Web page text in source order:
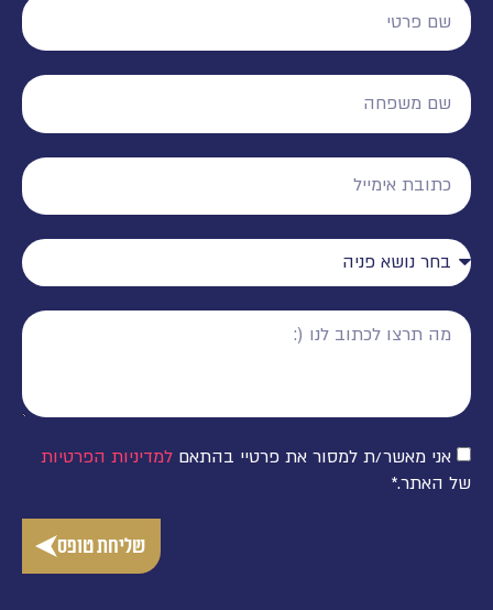
אני מאשר/ת למסור את פרטיי בהתאם למדיניות הפרטיות
של האתר.*
שליחת טופס